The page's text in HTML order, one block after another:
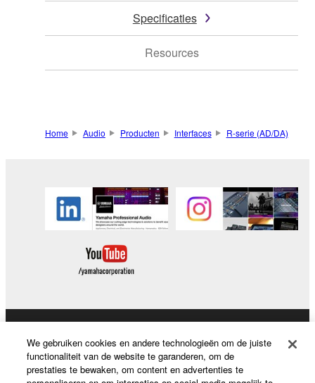
Specificaties
Resources
Home Audio Producten Interfaces R-serie (AD/DA)
Producten en oplossingen
We gebruiken cookies en andere technologieën om de juiste
functionaliteit van de website te garanderen, om de
prestaties te bewaken, om content en advertenties te